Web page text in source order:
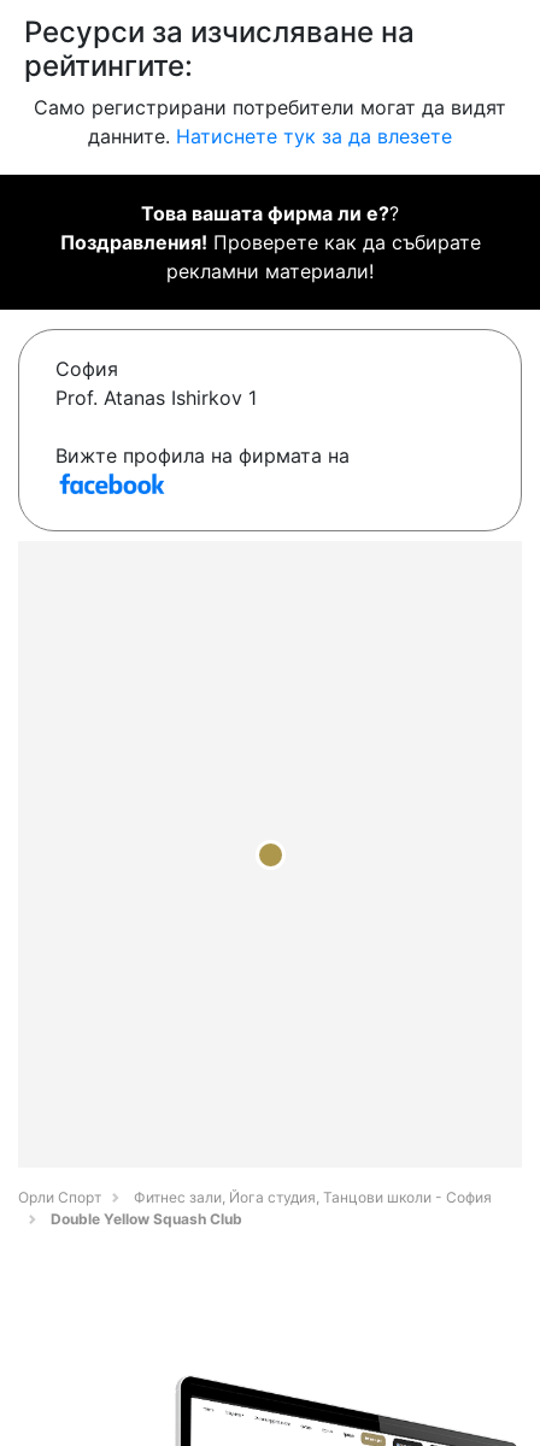
Ресурси за изчисляване на
рейтингите:
Само регистрирани потребители могат да видят
данните. Натиснете тук за да влезете
Това вашата фирма ли е??
Поздравления! Проверете как да събирате
рекламни материали!
София
Prof. Atanas Ishirkov 1
Вижте профила на фирмата на
Орли Спорт
Фитнес зали, Йога студия, Танцови школи - София
Double Yellow Squash Club